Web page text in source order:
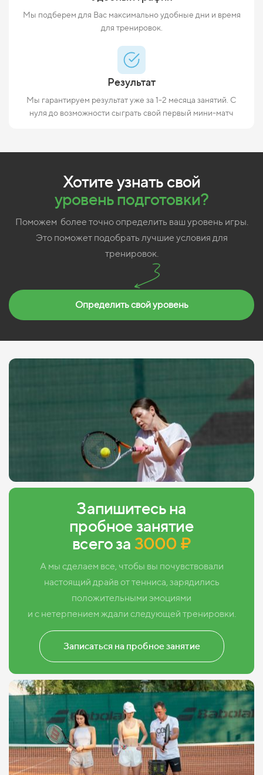
Мы подберем для Вас максимально удобные дни и время
для тренировок.
Результат
Мы гарантируем результат уже за 1-2 месяца занятий. С
нуля до возможности сыграть свой первый мини-матч
Хотите узнать свой
уровеньподготовки?
Поможем более точно определить ваш уровень игры.
Это поможет подобрать лучшие условия для
тренировок.
Определить свой уровень
Запишитесь на
пробное занятие
всего за 3000 ₽
А мы сделаем все, чтобы вы почувствовали
настоящий драйв от тенниса, зарядились
положительными эмоциями
и с нетерпением ждали следующей тренировки.
Записаться на пробное занятие